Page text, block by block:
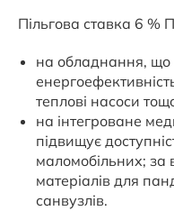
Пільгова ставка 6
на обладнання, що
теплові насоси
на інтегроване
підвищує
маломобільних; за
матеріалів для
санвузлів.